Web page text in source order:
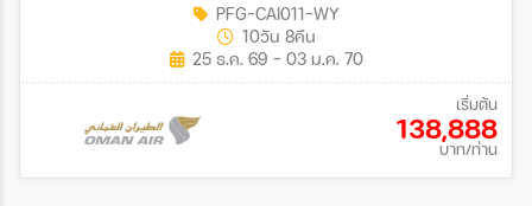
PFG-CAI011-WY
10วัน 8คืน
25 ธ.ค. 69 - 03 ม.ค. 70
เริ่มต้น
138,888
บาท/ท่าน